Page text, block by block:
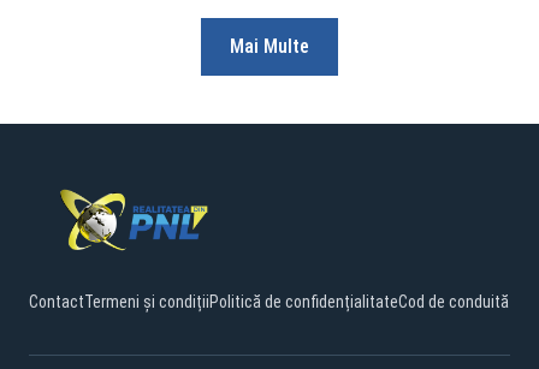
Mai Multe
ContactTermeni și condițiiPolitică de confidențialitateCod de conduită